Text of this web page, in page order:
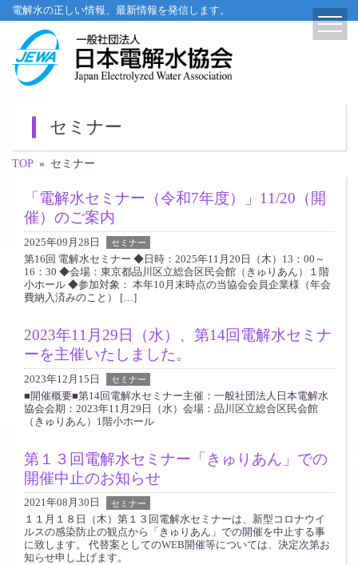
電解水の正しい情報、最新情報を発信します。
セミナー
TOP » セミナー
「電解水セミナー（令和7年度）」11/20（開
催）のご案内
2025年09月28日 セミナー
第16回 電解水セミナー ◆日時：2025年11月20日（木）13：00～
16：30 ◆会場：東京都品川区立総合区民会館（きゅりあん）１階
小ホール ◆参加対象： 本年10月末時点の当協会会員企業様（年会
費納入済みのこと） […]
2023年11月29日（水）、第14回電解水セミナ
ーを主催いたしました。
2023年12月15日 セミナー
■開催概要■第14回電解水セミナー主催：一般社団法人日本電解水
協会会期：2023年11月29日（水）会場：品川区立総合区民会館
（きゅりあん）1階小ホール
第１３回電解水セミナー「きゅりあん」での
開催中止のお知らせ
2021年08月30日 セミナー
１１月１８日（木）第１３回電解水セミナーは、新型コロナウイ
ルスの感染防止の観点から「きゅりあん」での開催を中止する事
に致します。 代替案としてのWEB開催等については、決定次第お
知らせ申し上げます。